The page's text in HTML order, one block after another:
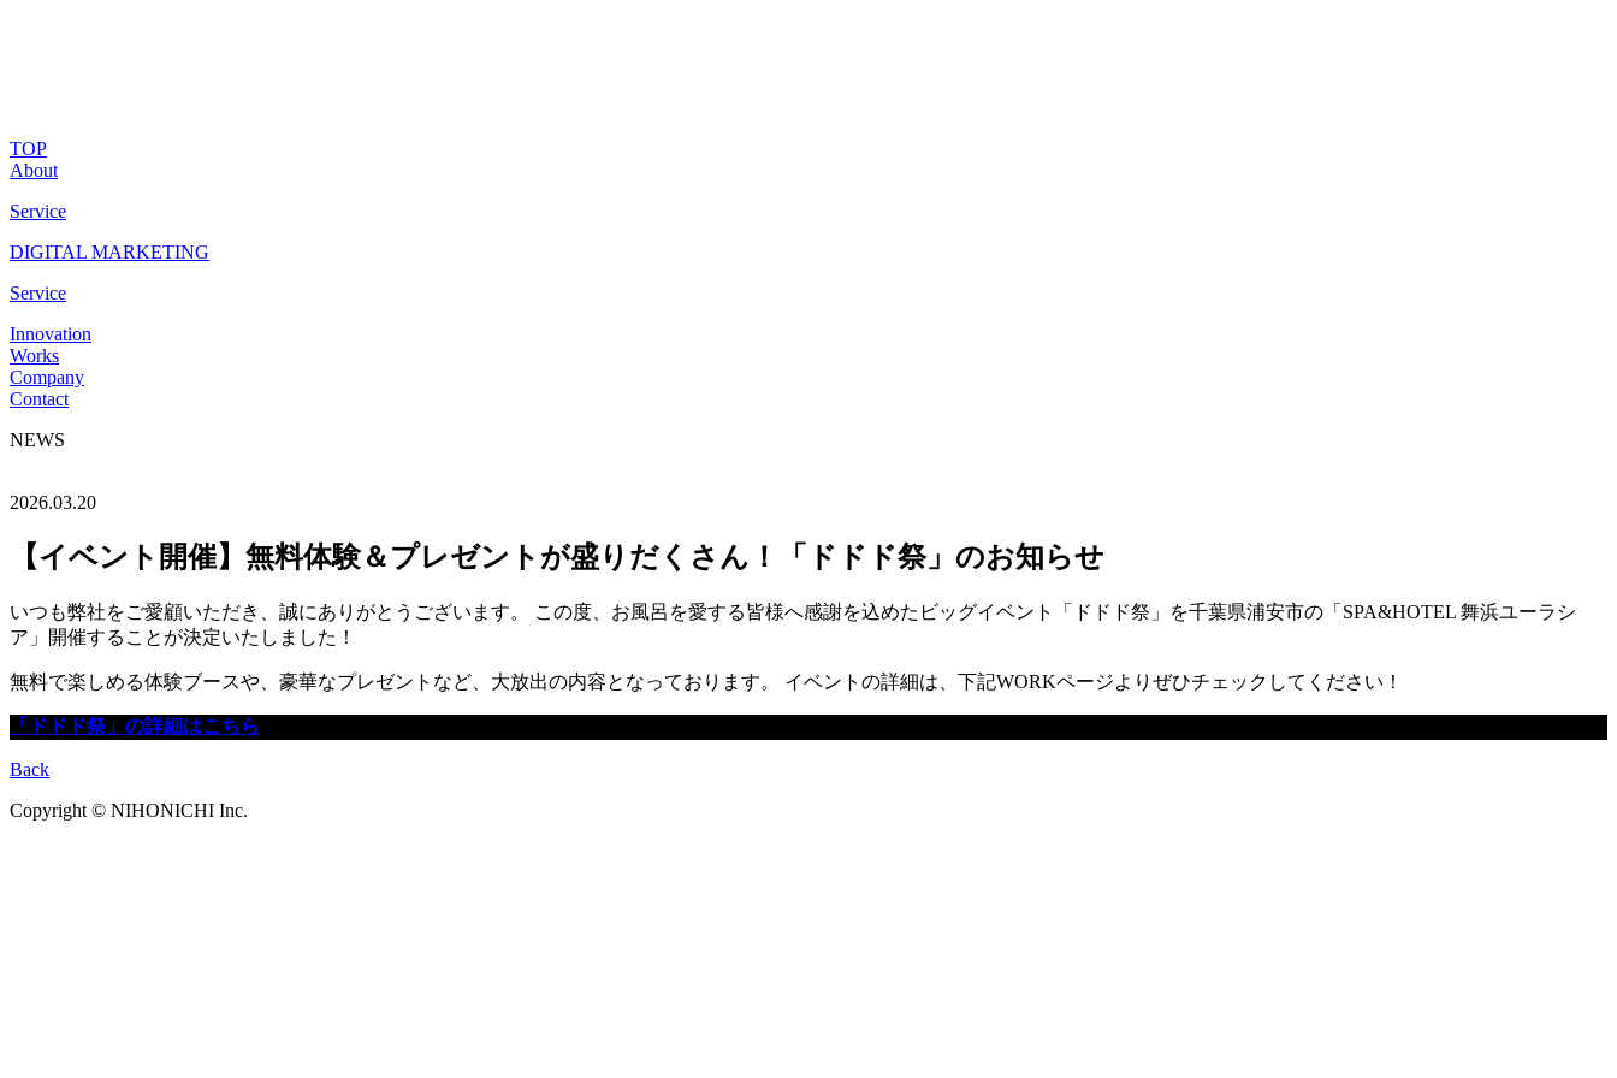
TOP
About
Service
DIGITAL MARKETING
Service
Innovation
Works
Company
Contact
NEWS
2026.03.20
【イベント開催】無料体験＆プレゼントが盛りだくさん！「ドドド祭」のお知らせ
いつも弊社をご愛顧いただき、誠にありがとうございます。 この度、お風呂を愛する皆様へ感謝を込めたビッグイベント「ドドド祭」を千葉県浦安市の「SPA&HOTEL 舞浜ユーラシ
ア」開催することが決定いたしました！
無料で楽しめる体験ブースや、豪華なプレゼントなど、大放出の内容となっております。 イベントの詳細は、下記WORKページよりぜひチェックしてください！
「ドドド祭」の詳細はこちら
Back
Copyright © NIHONICHI Inc.